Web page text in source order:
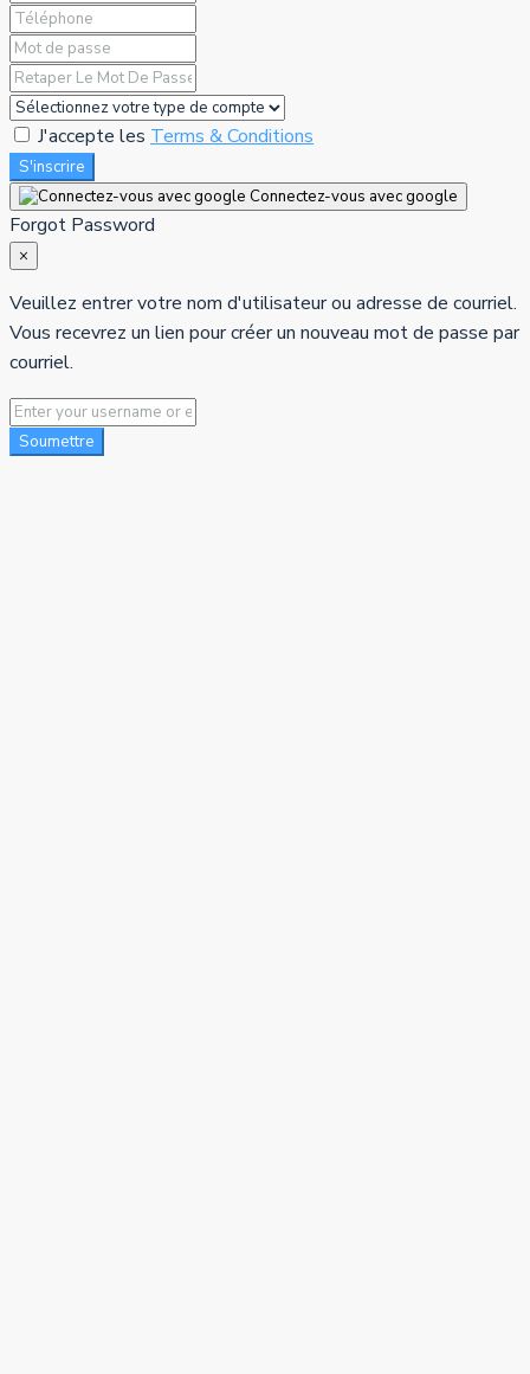
J'accepte les Terms & Conditions
S'inscrire
Connectez-vous avec google
Forgot Password
×
Veuillez entrer votre nom d'utilisateur ou adresse de courriel.
Vous recevrez un lien pour créer un nouveau mot de passe par
courriel.
Soumettre